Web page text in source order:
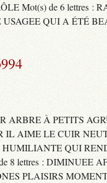
Mot(s) de 6 lettres :
QUI A ÉTÉ
ARBRE À PETITS
IL AIME LE CUIR
HUMILIANTE QUI
8 lettres : DIMINUEE
PLAISIRS